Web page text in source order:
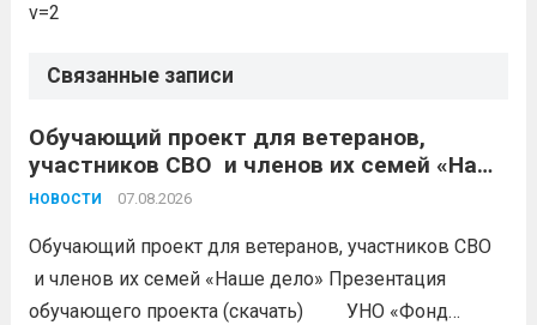
v=2
Связанные записи
Обучающий проект для ветеранов,
участников СВО и членов их семей «Наше
дело»
НОВОСТИ 07.08.2026
Обучающий проект для ветеранов, участников СВО
и членов их семей «Наше дело» Презентация
обучающего проекта (скачать) УНО «Фонд